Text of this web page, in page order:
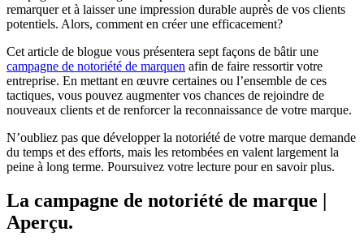
remarquer et à laisser une impression durable auprès de vos clients
potentiels. Alors, comment en créer une efficacement?
Cet article de blogue vous présentera sept façons de bâtir une
campagne de notoriété de marquen afin de faire ressortir votre
entreprise. En mettant en œuvre certaines ou l’ensemble de ces
tactiques, vous pouvez augmenter vos chances de rejoindre de
nouveaux clients et de renforcer la reconnaissance de votre marque.
N’oubliez pas que développer la notoriété de votre marque demande
du temps et des efforts, mais les retombées en valent largement la
peine à long terme. Poursuivez votre lecture pour en savoir plus.
La campagne de notoriété de marque |
Aperçu.